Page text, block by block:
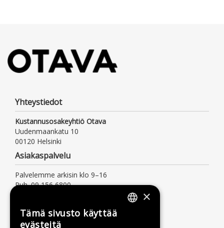
Yhteystiedot
Kustannusosakeyhtiö Otava
Uudenmaankatu 10
00120 Helsinki
Asiakaspalvelu
Palvelemme arkisin klo 9–16
Puh. 09 156 6800
Lisätietoa
×
Tämä sivusto käyttää
evästeitä